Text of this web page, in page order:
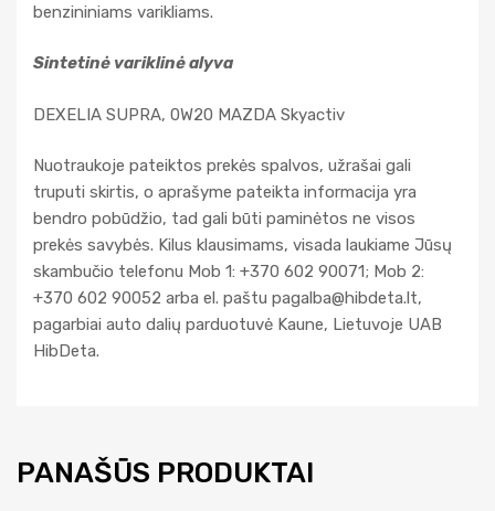
benzininiams varikliams.
Sintetinė variklinė alyva
DEXELIA SUPRA, 0W20 MAZDA Skyactiv
Nuotraukoje pateiktos prekės spalvos, užrašai gali
truputi skirtis, o aprašyme pateikta informacija yra
bendro pobūdžio, tad gali būti paminėtos ne visos
prekės savybės. Kilus klausimams, visada laukiame Jūsų
skambučio telefonu Mob 1: +370 602 90071; Mob 2:
+370 602 90052 arba el. paštu pagalba@hibdeta.lt,
pagarbiai auto dalių parduotuvė Kaune, Lietuvoje UAB
HibDeta.
PANAŠŪS PRODUKTAI